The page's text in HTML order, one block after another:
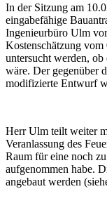
In der Sitzung am
eingabefähige
Ingenieurbüro Ulm
Kostenschätzung vom
untersucht werden,
wäre. Der gegenüber
modifizierte Entwurf
Herr Ulm teilt weiter
Veranlassung des
Raum für eine noch
aufgenommen habe.
angebaut werden